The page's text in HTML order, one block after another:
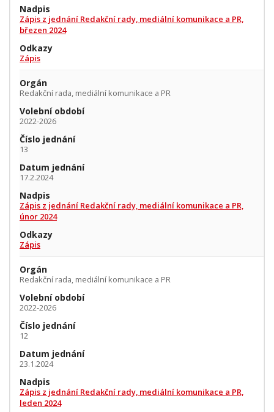
Nadpis
Zápis z jednání Redakční rady, mediální komunikace a PR,
březen 2024
Odkazy
Zápis
Orgán
Redakční rada, mediální komunikace a PR
Volební období
2022-2026
Číslo jednání
13
Datum jednání
17.2.2024
Nadpis
Zápis z jednání Redakční rady, mediální komunikace a PR,
únor 2024
Odkazy
Zápis
Orgán
Redakční rada, mediální komunikace a PR
Volební období
2022-2026
Číslo jednání
12
Datum jednání
23.1.2024
Nadpis
Zápis z jednání Redakční rady, mediální komunikace a PR,
leden 2024